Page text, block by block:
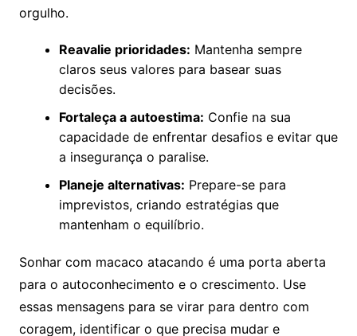
orgulho.
Reavalie prioridades: Mantenha sempre
claros seus valores para basear suas
decisões.
Fortaleça a autoestima: Confie na sua
capacidade de enfrentar desafios e evitar que
a insegurança o paralise.
Planeje alternativas: Prepare-se para
imprevistos, criando estratégias que
mantenham o equilíbrio.
Sonhar com macaco atacando é uma porta aberta
para o autoconhecimento e o crescimento. Use
essas mensagens para se virar para dentro com
coragem, identificar o que precisa mudar e